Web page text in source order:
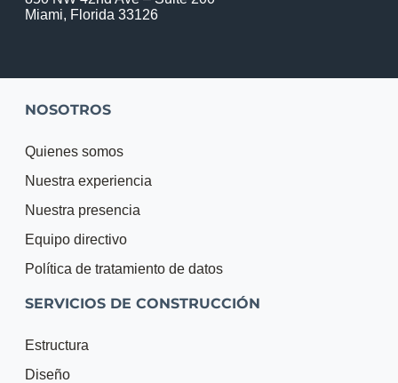
Miami, Florida 33126
NOSOTROS
Quienes somos
Nuestra experiencia
Nuestra presencia
Equipo directivo
Política de tratamiento de datos
SERVICIOS DE CONSTRUCCIÓN
Estructura
Diseño